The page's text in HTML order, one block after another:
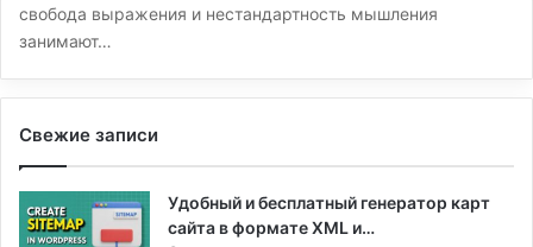
свобода выражения и нестандартность мышления
занимают…
Свежие записи
Удобный и бесплатный генератор карт
сайта в формате XML и…